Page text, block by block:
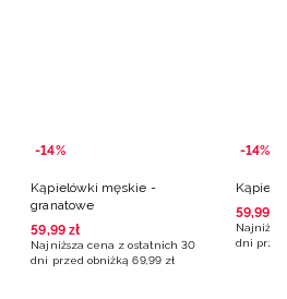
-14%
Kąpielówki męskie -
granatowe
59,99 zł
Najniższa cena z ostatnich 30
dni przed obniżką 69,99 zł
-14%
59,99
dni